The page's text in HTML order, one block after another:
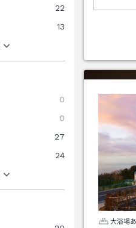
22
13
0
0
27
24
大浴場